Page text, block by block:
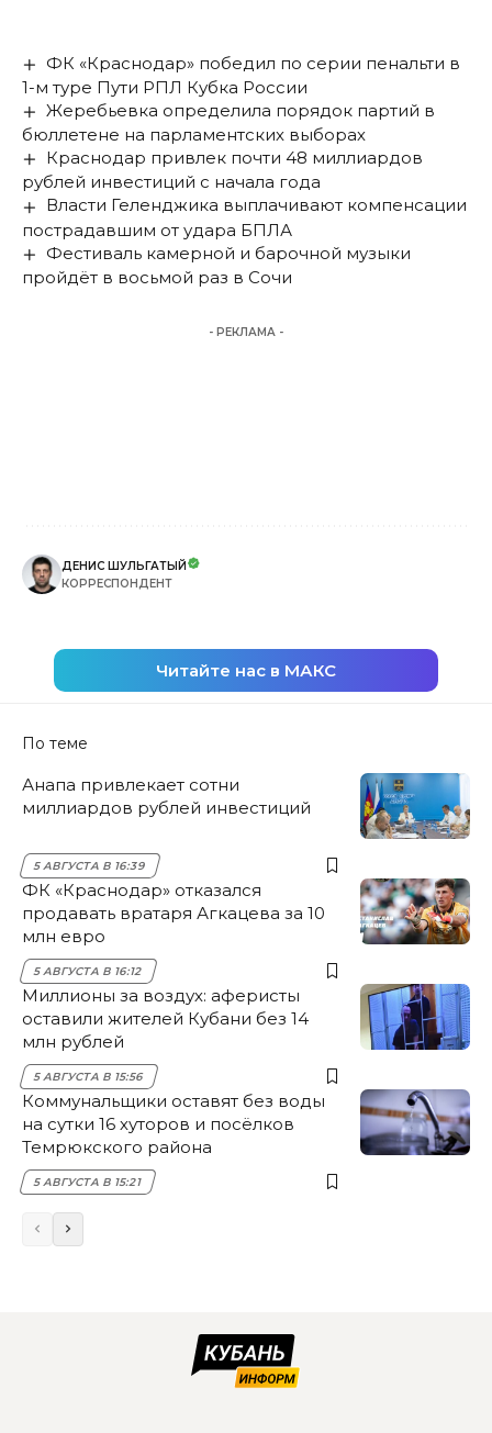
ФК «Краснодар» победил по серии пенальти в
1-м туре Пути РПЛ Кубка России
Жеребьевка определила порядок партий в
бюллетене на парламентских выборах
Краснодар привлек почти 48 миллиардов
рублей инвестиций с начала года
Власти Геленджика выплачивают компенсации
пострадавшим от удара БПЛА
Фестиваль камерной и барочной музыки
пройдёт в восьмой раз в Сочи
- РЕКЛАМА -
ДЕНИС ШУЛЬГАТЫЙ
КОРРЕСПОНДЕНТ
Читайте нас в МАКС
По теме
Анапа привлекает сотни
миллиардов рублей инвестиций
5 АВГУСТА В 16:39
ФК «Краснодар» отказался
продавать вратаря Агкацева за 10
млн евро
5 АВГУСТА В 16:12
Миллионы за воздух: аферисты
оставили жителей Кубани без 14
млн рублей
5 АВГУСТА В 15:56
Коммунальщики оставят без воды
на сутки 16 хуторов и посёлков
Темрюкского района
5 АВГУСТА В 15:21